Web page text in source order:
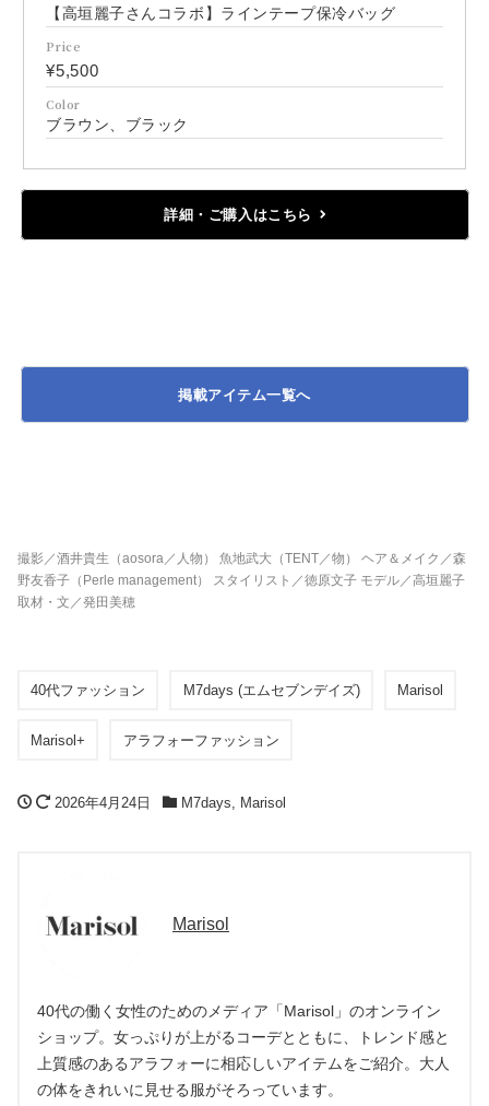
【高垣麗子さんコラボ】ラインテープ保冷バッグ
Price
¥5,500
Color
ブラウン、ブラック
詳細・ご購入はこちら
掲載アイテム一覧へ
撮影／酒井貴生（aosora／人物） 魚地武大（TENT／物） ヘア＆メイク／森
野友香子（Perle management） スタイリスト／徳原文子 モデル／高垣麗子
取材・文／発田美穂
40代ファッション M7days (エムセブンデイズ) Marisol
Marisol+ アラフォーファッション
2026年4月24日 M7days, Marisol
Marisol
40代の働く女性のためのメディア「Marisol」のオンライン
ショップ。女っぷりが上がるコーデとともに、トレンド感と
上質感のあるアラフォーに相応しいアイテムをご紹介。大人
の体をきれいに見せる服がそろっています。